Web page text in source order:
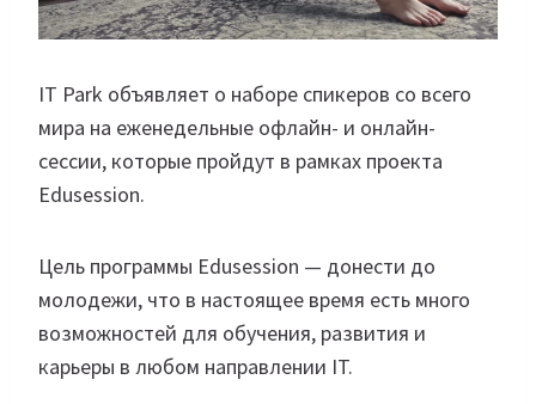
IT Park объявляет о наборе спикеров со всего
мира на еженедельные офлайн- и онлайн-
сессии, которые пройдут в рамках проекта
Edusession.
Цель программы Edusession — донести до
молодежи, что в настоящее время есть много
возможностей для обучения, развития и
карьеры в любом направлении IT.